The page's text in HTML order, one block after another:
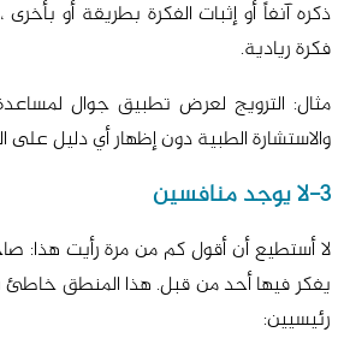
ذكره آنفاً أو إثبات الفكرة بطريقة أو
فكرة ريادية.
مثال: الترويج لعرض تطبيق جوال
والاستشارة الطبية دون إظهار أي دليل على
3-لا يوجد منافسين
لا أستطيع أن أقول كم من مرة رأيت هذا:
يفكر فيها أحد من قبل. هذا المنطق
رئيسيين: